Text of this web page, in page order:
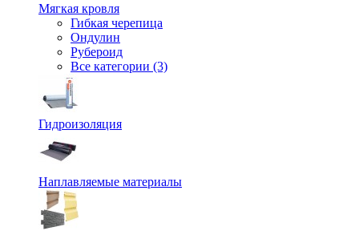
Мягкая кровля
Гибкая черепица
Ондулин
Рубероид
Все категории (3)
Гидроизоляция
Наплавляемые материалы